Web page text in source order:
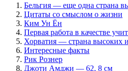
Бельгия — еще одна страна
Цитаты со смыслом о жизни
Ким Ун Ён
Первая работа в качестве
Хорватия — страна высоких
Интересные факты
Рик Рознер
Джоти Амджи — 62, 8 см